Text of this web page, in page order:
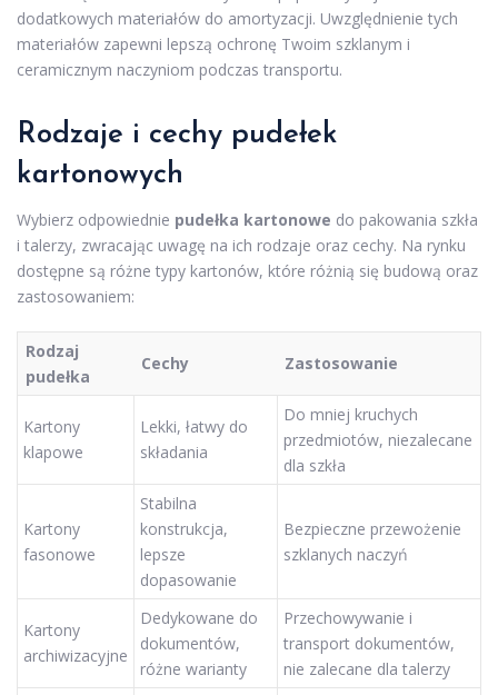
dodatkowych materiałów do amortyzacji. Uwzględnienie tych
materiałów zapewni lepszą ochronę Twoim szklanym i
ceramicznym naczyniom podczas transportu.
Rodzaje i cechy pudełek
kartonowych
Wybierz odpowiednie pudełka kartonowe do pakowania szkła
i talerzy, zwracając uwagę na ich rodzaje oraz cechy. Na rynku
dostępne są różne typy kartonów, które różnią się budową oraz
zastosowaniem:
Rodzaj
pudełka
Cechy Zastosowanie
Kartony
klapowe
Lekki, łatwy do
składania
Do mniej kruchych
przedmiotów, niezalecane
dla szkła
Kartony
fasonowe
Stabilna
konstrukcja,
lepsze
dopasowanie
Bezpieczne przewożenie
szklanych naczyń
Kartony
archiwizacyjne
Dedykowane do
dokumentów,
różne warianty
Przechowywanie i
transport dokumentów,
nie zalecane dla talerzy